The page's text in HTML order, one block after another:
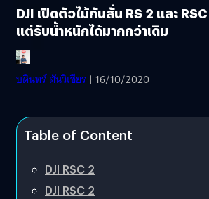
DJI เปิดตัวไม้กันสั่น RS 2 และ
แต่รับน้ำหนักได้มากกว่าเดิม
บดินทร์ ตันวิเชียร | 16/10/2020
Table of Content
DJI RSC 2
DJI RSC 2